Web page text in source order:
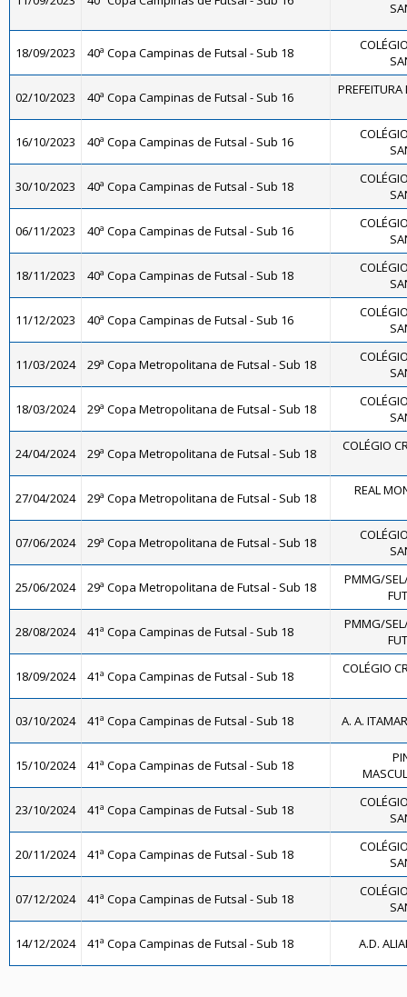
18/09/2023 40ª Copa Campinas de Futsal - Sub 18
02/10/2023 40ª Copa Campinas de Futsal - Sub 16
16/10/2023 40ª Copa Campinas de Futsal - Sub 16
30/10/2023 40ª Copa Campinas de Futsal - Sub 18
06/11/2023 40ª Copa Campinas de Futsal - Sub 16
18/11/2023 40ª Copa Campinas de Futsal - Sub 18
11/12/2023 40ª Copa Campinas de Futsal - Sub 16
11/03/2024 29ª Copa Metropolitana de Futsal - Sub 18
18/03/2024 29ª Copa Metropolitana de Futsal - Sub 18
24/04/2024 29ª Copa Metropolitana de Futsal - Sub 18 COLÉGIO
27/04/2024 29ª Copa Metropolitana de Futsal - Sub 18 REAL
07/06/2024 29ª Copa Metropolitana de Futsal - Sub 18
25/06/2024 29ª Copa Metropolitana de Futsal - Sub 18
PMMG/
28/08/2024 41ª Copa Campinas de Futsal - Sub 18
PMMG/
18/09/2024 41ª Copa Campinas de Futsal - Sub 18 COLÉGIO
03/10/2024 41ª Copa Campinas de Futsal - Sub 18 A. A.
15/10/2024 41ª Copa Campinas de Futsal - Sub 18
23/10/2024 41ª Copa Campinas de Futsal - Sub 18
20/11/2024 41ª Copa Campinas de Futsal - Sub 18
07/12/2024 41ª Copa Campinas de Futsal - Sub 18
14/12/2024 41ª Copa Campinas de Futsal - Sub 18 A.D.